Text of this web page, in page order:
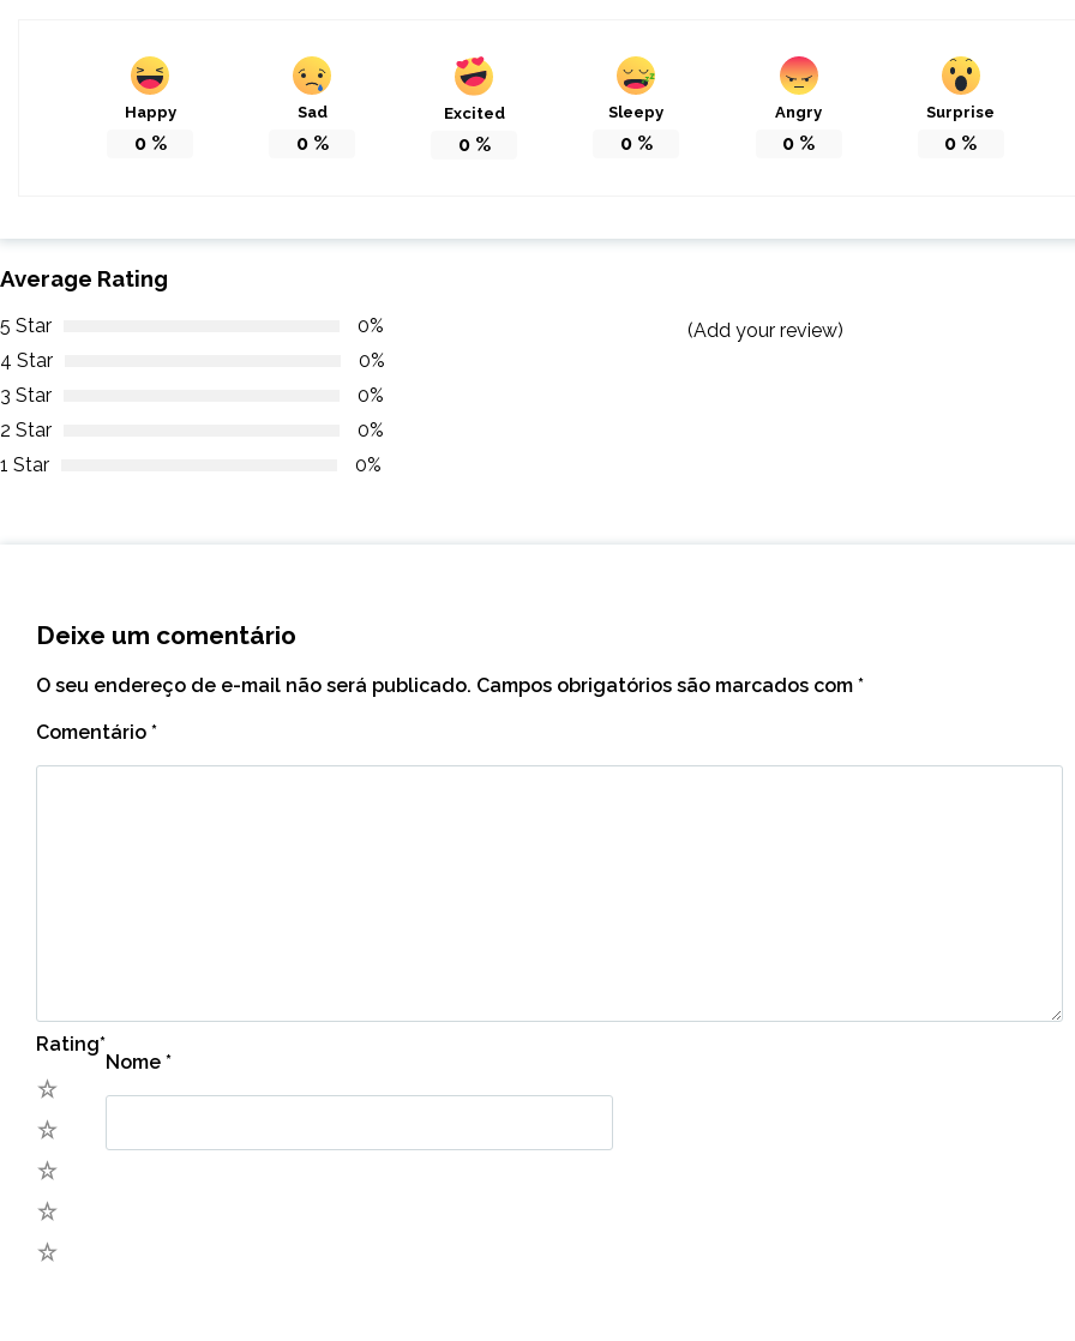
Happy
0%
Sad
0%
Excited
0%
Sleepy
0%
Angry
0 %
Surprise
0 %
Average Rating
5 Star
0%
4 Star
0%
3 Star
0%
2 Star
0%
1 Star
0%
(Add your review)
Deixe um comentário
O seu endereço de e-mail não será publicado. Campos obrigatórios são marcados com *
Comentário *
Rating*
Nome *